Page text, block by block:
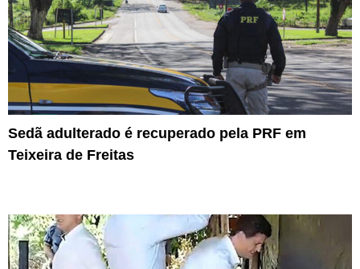
Sedã adulterado é recuperado pela PRF em
Teixeira de Freitas